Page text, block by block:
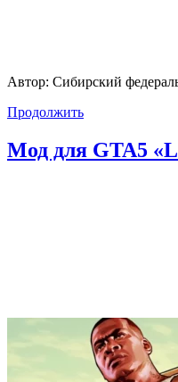
Автор: Сибирский
Продолжить
Мод для GTA5